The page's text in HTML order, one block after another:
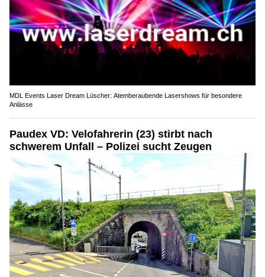
MDL Events Laser Dream Lüscher: Atemberaubende Lasershows für besondere
Anlässe
Paudex VD: Velofahrerin (23) stirbt nach
schwerem Unfall – Polizei sucht Zeugen